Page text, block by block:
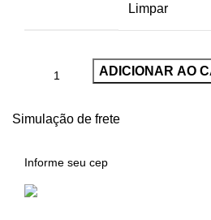
Limpar
ADICIONAR AO
Simulação de frete